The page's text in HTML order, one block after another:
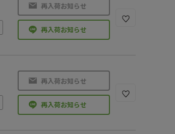
再入荷お知らせ
再入荷お知らせ
再入荷お知らせ
再入荷お知らせ